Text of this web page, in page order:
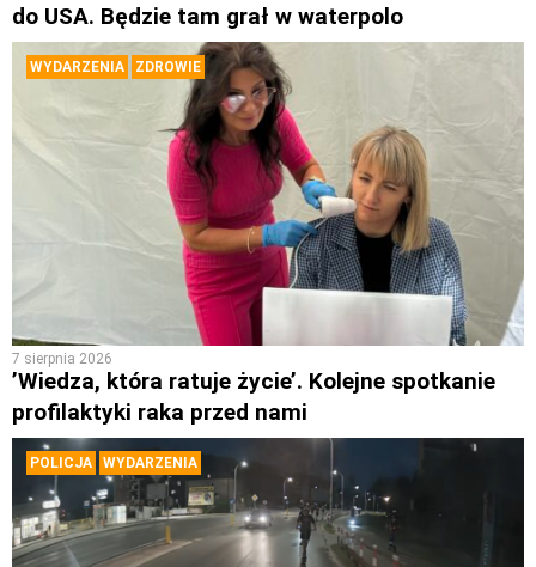
do USA. Będzie tam grał w waterpolo
WYDARZENIA ZDROWIE
7 sierpnia 2026
’Wiedza, która ratuje życie’. Kolejne spotkanie
profilaktyki raka przed nami
POLICJA WYDARZENIA